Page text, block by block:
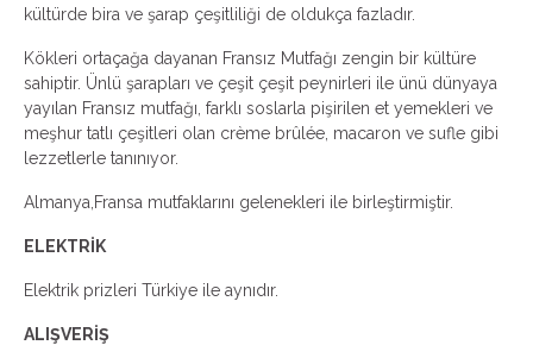
kültürde bira ve şarap çeşitliliği de oldukça fazladır.
Kökleri ortaçağa dayanan Fransız Mutfağı zengin bir kültüre
sahiptir. Ünlü şarapları ve çeşit çeşit peynirleri ile ünü dünyaya
yayılan Fransız mutfağı, farklı soslarla pişirilen et yemekleri ve
meşhur tatlı çeşitleri olan crème brûlée, macaron ve sufle gibi
lezzetlerle tanınıyor.
Almanya,Fransa mutfaklarını gelenekleri ile birleştirmiştir.
ELEKTRİK
Elektrik prizleri Türkiye ile aynıdır.
ALIŞVERİŞ